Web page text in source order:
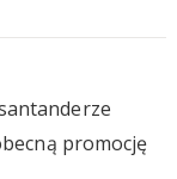
promocję